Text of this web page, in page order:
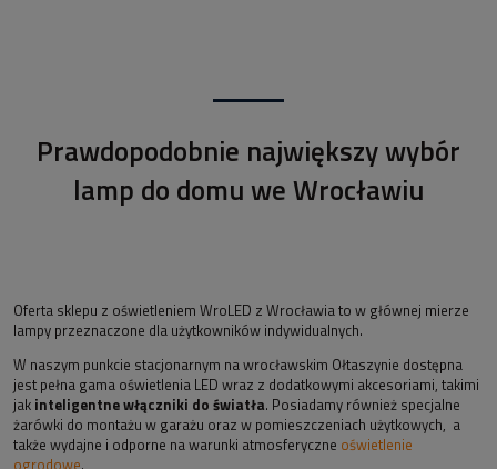
Prawdopodobnie największy wybór
lamp do domu we Wrocławiu
Oferta sklepu z oświetleniem WroLED z Wrocławia to w głównej mierze
lampy przeznaczone dla użytkowników indywidualnych.
W naszym punkcie stacjonarnym na wrocławskim Ołtaszynie dostępna
jest pełna gama oświetlenia LED wraz z dodatkowymi akcesoriami, takimi
jak inteligentne włączniki do światła. Posiadamy również specjalne
żarówki do montażu w garażu oraz w pomieszczeniach użytkowych, a
także wydajne i odporne na warunki atmosferyczne oświetlenie
ogrodowe.